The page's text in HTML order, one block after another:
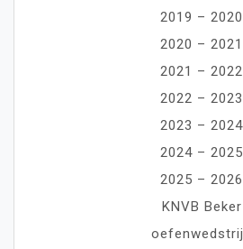
2019 – 2020
2020 – 2021
2021 – 2022
2022 – 2023
2023 – 2024
2024 – 2025
2025 – 2026
KNVB Beker